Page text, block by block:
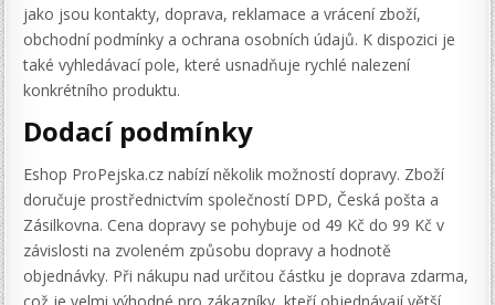
jako jsou kontakty, doprava, reklamace a vrácení zboží,
obchodní podmínky a ochrana osobních údajů. K dispozici je
také vyhledávací pole, které usnadňuje rychlé nalezení
konkrétního produktu.
Dodací podmínky
Eshop ProPejska.cz nabízí několik možností dopravy. Zboží
doručuje prostřednictvím společností DPD, Česká pošta a
Zásilkovna. Cena dopravy se pohybuje od 49 Kč do 99 Kč v
závislosti na zvoleném způsobu dopravy a hodnotě
objednávky. Při nákupu nad určitou částku je doprava zdarma,